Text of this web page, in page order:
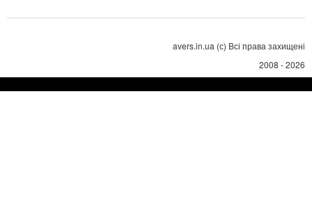
avers.in.ua (с) Всі права захищені
2008 - 2026